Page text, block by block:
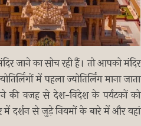
जाने का सोच रही हैं। तो आपको मंदिर
में पहला ज्योतिर्लिंग माना जाता
की वजह से देश-विदेश के पर्यटकों को
दर्शन से जुड़े नियमों के बारे में और यहां